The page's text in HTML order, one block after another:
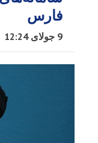
فارس
9 جولای 12:24